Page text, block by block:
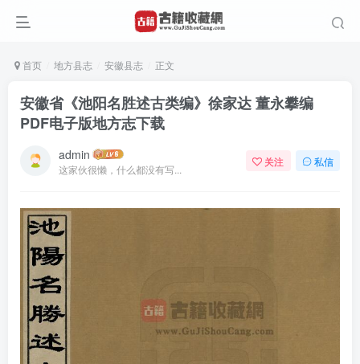
首页 地方县志 安徽县志 正文
安徽省《池阳名胜述古类编》徐家达 董永攀编
PDF电子版地方志下载
admin
这家伙很懒，什么都没有写...
关注 私信